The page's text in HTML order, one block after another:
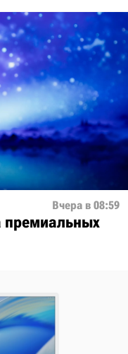
Вчера в 08:59
премиальных